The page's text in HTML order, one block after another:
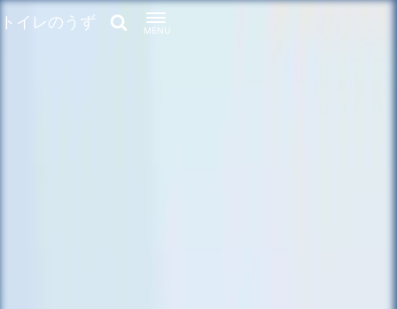
トイレのうず MENU